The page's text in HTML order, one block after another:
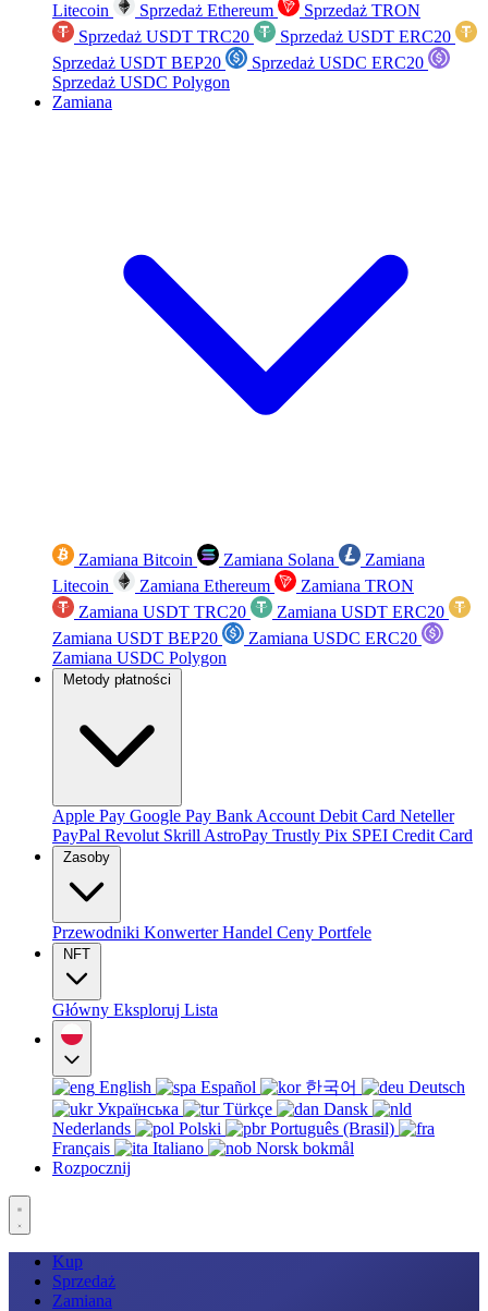
Litecoin
Sprzedaż Ethereum
Sprzedaż TRON
Sprzedaż USDT TRC20
Sprzedaż USDT ERC20
Sprzedaż USDT BEP20
Sprzedaż USDC ERC20
Sprzedaż USDC Polygon
Zamiana
Zamiana Bitcoin Zamiana Solana
Zamiana
Litecoin
Zamiana Ethereum
Zamiana TRON
Zamiana USDT TRC20
Zamiana USDT ERC20
Zamiana USDT BEP20
Zamiana USDC ERC20
Zamiana USDC Polygon
Metody płatności
Apple Pay Google Pay Bank Account Debit Card Neteller
PayPal Revolut Skrill AstroPay Trustly Pix SPEI Credit Card
Zasoby
Przewodniki KonwerterHandel Ceny Portfele
NFT
Główny Eksploruj Lista
English Español 한국어
Deutsch
Українська
Türkçe
Dansk
Nederlands
Polski
Português (Brasil)
Français
Italiano
Norsk bokmål
Rozpocznij
Kup
Sprzedaż
Zamiana